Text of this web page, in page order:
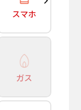
スマホ
ガス